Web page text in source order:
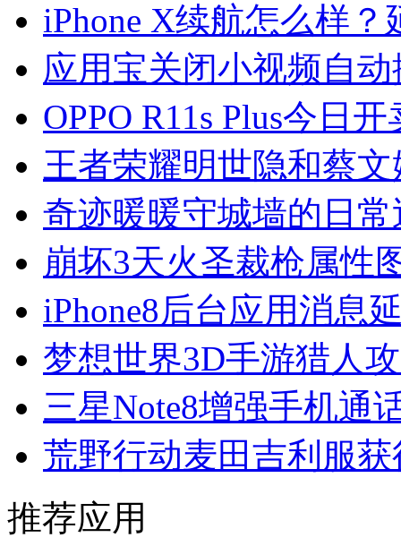
iPhone X续航怎么样
应用宝关闭小视频自
OPPO R11s Plus今日
王者荣耀明世隐和蔡
奇迹暖暖守城墙的日
崩坏3天火圣裁枪属性
iPhone8后台应用消息
梦想世界3D手游猎人
三星Note8增强手机通
荒野行动麦田吉利服
推荐应用